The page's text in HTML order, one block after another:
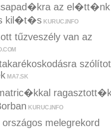
az el�tt�nk
kil�t�s KURUC.INFO
tűzveszély van az
MA7.SK
KURUC.INFO
melegrekord